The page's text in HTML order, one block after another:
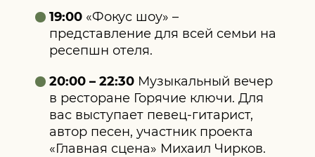
19:00 «Фокус шоу» –
представление для всей семьи на
ресепшн отеля.
20:00 – 22:30 Музыкальный вечер
в ресторане Горячие ключи. Для
вас выступает певец‑гитарист,
автор песен, участник проекта
«Главная сцена» Михаил Чирков.